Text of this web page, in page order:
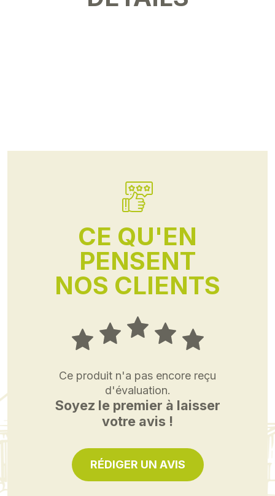
CE QU'EN
PENSENT
NOS CLIENTS
Ce produit n'a pas encore reçu
d'évaluation.
Soyez le premier à laisser
votre avis !
RÉDIGER UN AVIS